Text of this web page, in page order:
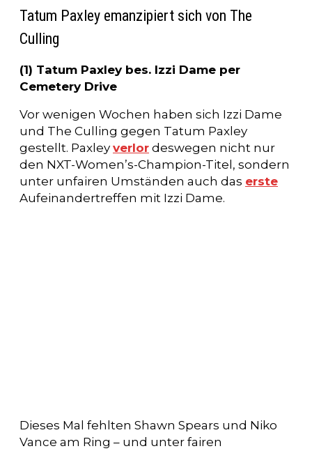
Tatum Paxley emanzipiert sich von The
Culling
(1) Tatum Paxley bes. Izzi Dame per
Cemetery Drive
Vor wenigen Wochen haben sich Izzi Dame
und The Culling gegen Tatum Paxley
gestellt. Paxley verlor deswegen nicht nur
den NXT-Women’s-Champion-Titel, sondern
unter unfairen Umständen auch das erste
Aufeinandertreffen mit Izzi Dame.
Dieses Mal fehlten Shawn Spears und Niko
Vance am Ring – und unter fairen